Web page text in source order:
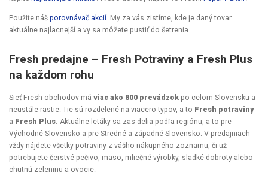
Použite náš porovnávač akcií. My za vás zistíme, kde je daný tovar
aktuálne najlacnejší a vy sa môžete pustiť do šetrenia.
Fresh predajne – Fresh Potraviny a Fresh Plus
na každom rohu
Sieť Fresh obchodov má viac ako 800 prevádzok po celom Slovensku a
neustále rastie. Tie sú rozdelené na viacero typov, a to Fresh potraviny
a Fresh Plus. Aktuálne letáky sa zas delia podľa regiónu, a to pre
Východné Slovensko a pre Stredné a západné Slovensko. V predajniach
vždy nájdete všetky potraviny z vášho nákupného zoznamu, či už
potrebujete čerstvé pečivo, mäso, mliečné výrobky, sladké dobroty alebo
chutnú zeleninu a ovocie.